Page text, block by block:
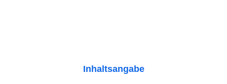
Inhaltsangabe